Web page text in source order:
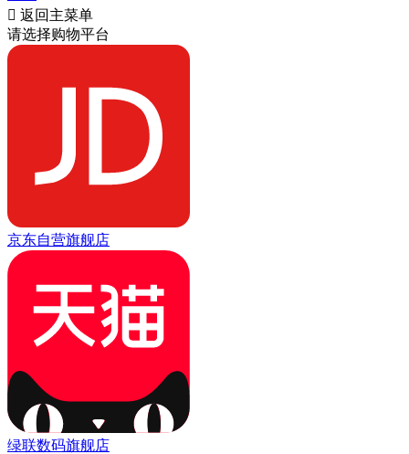
 返回主菜单
请选择购物平台
京东自营旗舰店
绿联数码旗舰店